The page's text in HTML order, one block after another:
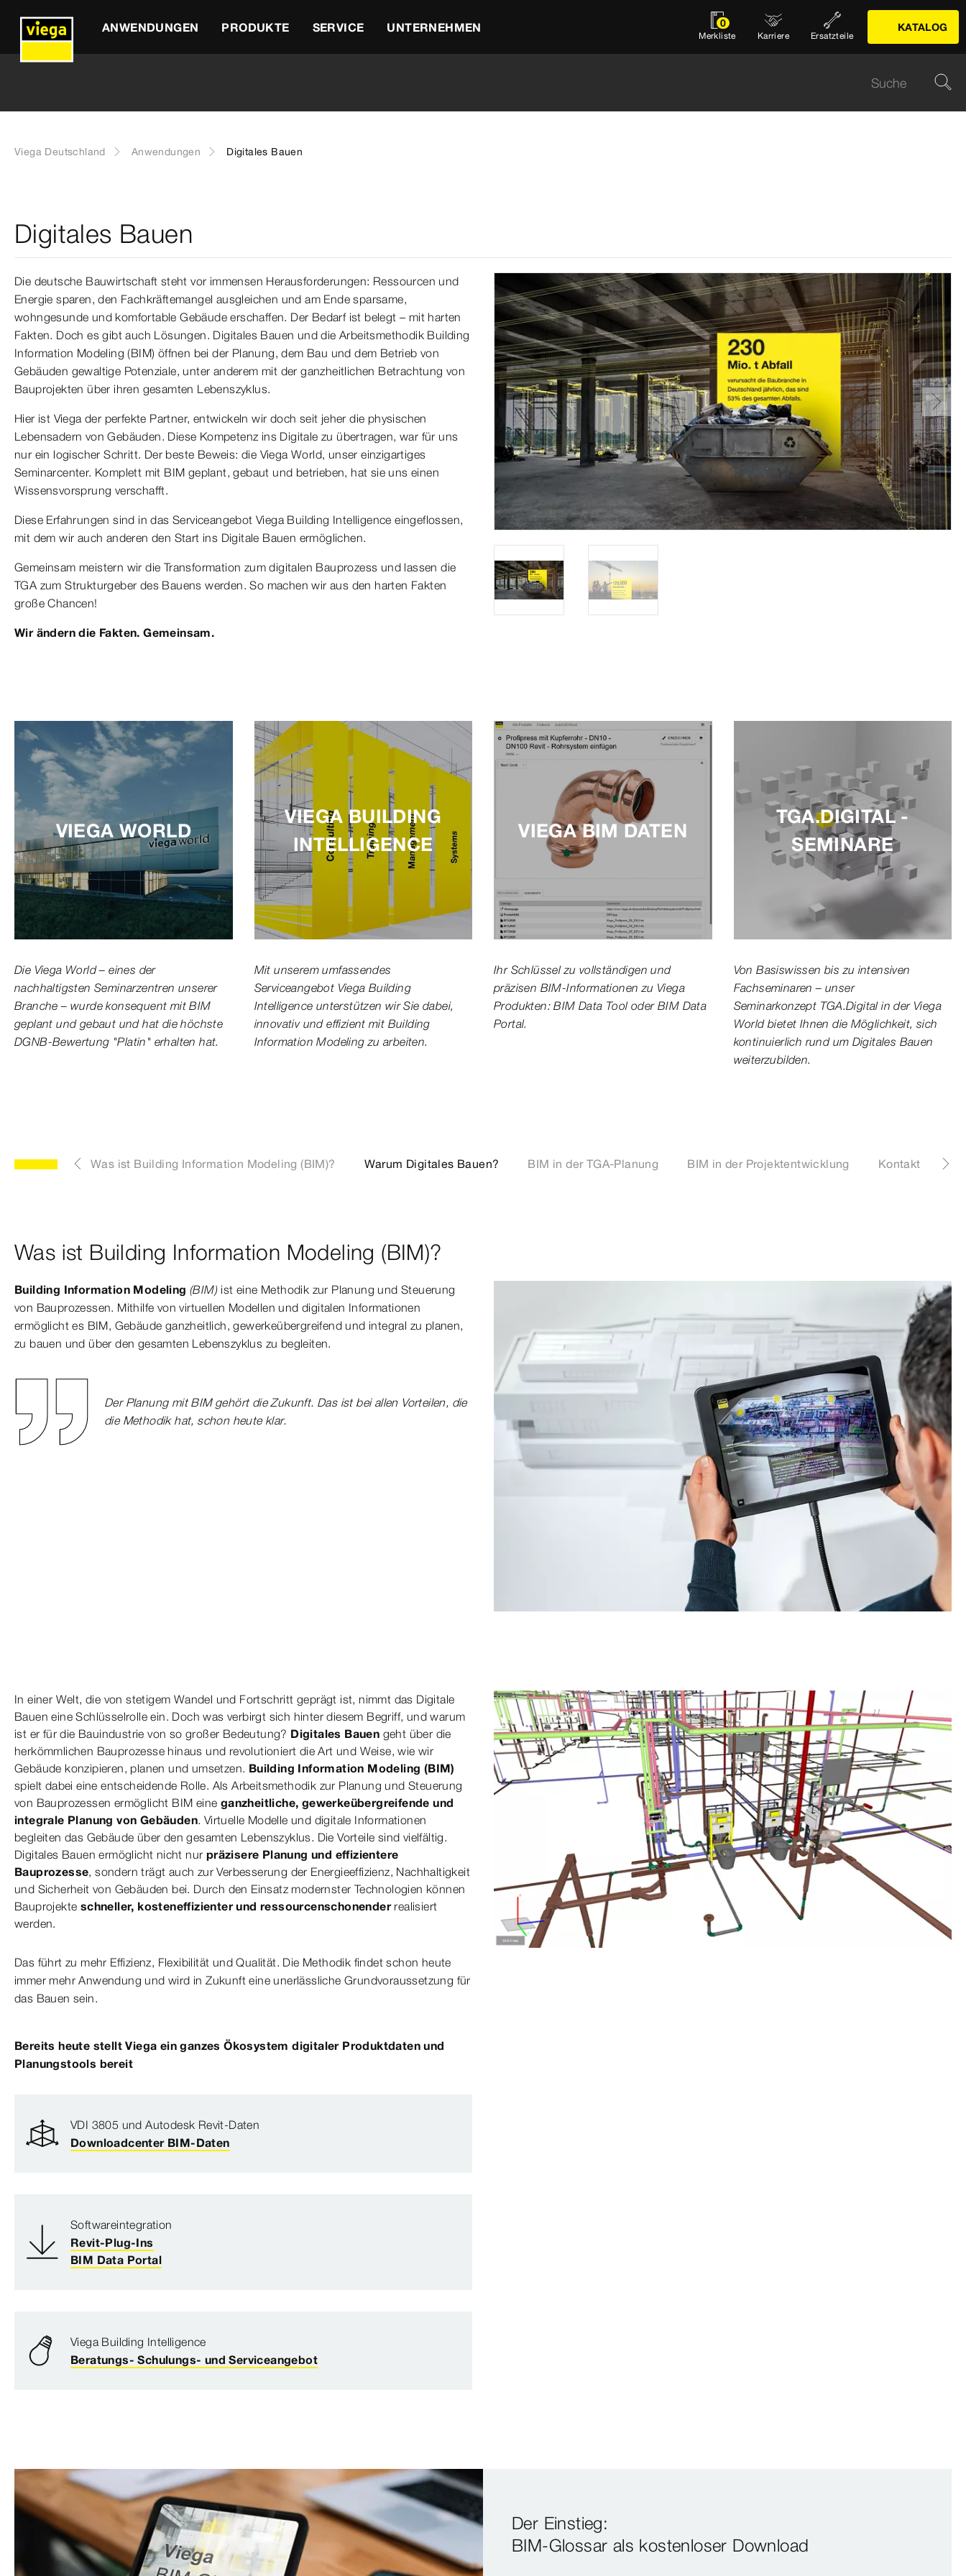
ANWENDUNGEN PRODUKTE SERVICE UNTERNEHMEN 0
Merkliste Karriere Ersatzteile
KATALOG
Viega Deutschland Anwendungen Digitales Bauen
Digitales Bauen
Die deutsche Bauwirtschaft steht vor immensen Herausforderungen: Ressourcen und
Energie sparen, den Fachkräftemangel ausgleichen und am Ende sparsame,
wohngesunde und komfortable Gebäude erschaffen. Der Bedarf ist belegt – mit harten
Fakten. Doch es gibt auch Lösungen. Digitales Bauen und die Arbeitsmethodik Building
Information Modeling (BIM) öffnen bei der Planung, dem Bau und dem Betrieb von
Gebäuden gewaltige Potenziale, unter anderem mit der ganzheitlichen Betrachtung von
Bauprojekten über ihren gesamten Lebenszyklus.
Hier ist Viega der perfekte Partner, entwickeln wir doch seit jeher die physischen
Lebensadern von Gebäuden. Diese Kompetenz ins Digitale zu übertragen, war für uns
nur ein logischer Schritt. Der beste Beweis: die Viega World, unser einzigartiges
Seminarcenter. Komplett mit BIM geplant, gebaut und betrieben, hat sie uns einen
Wissensvorsprung verschafft.
Diese Erfahrungen sind in das Serviceangebot Viega Building Intelligence eingeflossen,
mit dem wir auch anderen den Start ins Digitale Bauen ermöglichen.
Gemeinsam meistern wir die Transformation zum digitalen Bauprozess und lassen die
TGA zum Strukturgeber des Bauens werden. So machen wir aus den harten Fakten
große Chancen!
Wir ändern die Fakten. Gemeinsam.
VIEGA WORLD
Die Viega World – eines der
nachhaltigsten Seminarzentren unserer
Branche – wurde konsequent mit BIM
geplant und gebaut und hat die höchste
DGNB-Bewertung "Platin" erhalten hat.
VIEGA BUILDING
INTELLIGENCE
Mit unserem umfassendes
Serviceangebot Viega Building
Intelligence unterstützen wir Sie dabei,
innovativ und effizient mit Building
Information Modeling zu arbeiten.
VIEGA BIM DATEN
Ihr Schlüssel zu vollständigen und
präzisen BIM-Informationen zu Viega
Produkten: BIM Data Tool oder BIM Data
Portal.
TGA.DIGITAL -
SEMINARE
Von Basiswissen bis zu intensiven
Fachseminaren – unser
Seminarkonzept TGA.Digital in der Viega
World bietet Ihnen die Möglichkeit, sich
kontinuierlich rund um Digitales Bauen
weiterzubilden.
Was ist Building Information Modeling (BIM)? Warum Digitales Bauen? BIM in der TGA-Planung BIM in der Projektentwicklung Kontakt
Was ist Building Information Modeling (BIM)?
Building Information Modeling (BIM) ist eine Methodik zur Planung und Steuerung
von Bauprozessen. Mithilfe von virtuellen Modellen und digitalen Informationen
ermöglicht es BIM, Gebäude ganzheitlich, gewerkeübergreifend und integral zu planen,
zu bauen und über den gesamten Lebenszyklus zu begleiten.
Der Planung mit BIM gehört die Zukunft. Das ist bei allen Vorteilen, die
die Methodik hat, schon heute klar.
In einer Welt, die von stetigem Wandel und Fortschritt geprägt ist, nimmt das Digitale
Bauen eine Schlüsselrolle ein. Doch was verbirgt sich hinter diesem Begriff, und warum
ist er für die Bauindustrie von so großer Bedeutung? Digitales Bauen geht über die
herkömmlichen Bauprozesse hinaus und revolutioniert die Art und Weise, wie wir
Gebäude konzipieren, planen und umsetzen. Building Information Modeling (BIM)
spielt dabei eine entscheidende Rolle. Als Arbeitsmethodik zur Planung und Steuerung
von Bauprozessen ermöglicht BIM eine ganzheitliche, gewerkeübergreifende und
integrale Planung von Gebäuden. Virtuelle Modelle und digitale Informationen
begleiten das Gebäude über den gesamten Lebenszyklus. Die Vorteile sind vielfältig.
Digitales Bauen ermöglicht nicht nur präzisere Planung und effizientere
Bauprozesse, sondern trägt auch zur Verbesserung der Energieeffizienz, Nachhaltigkeit
und Sicherheit von Gebäuden bei. Durch den Einsatz modernster Technologien können
Bauprojekte schneller, kosteneffizienter und ressourcenschonenderrealisiert
werden.
Das führt zu mehr Effizienz, Flexibilität und Qualität. Die Methodik findet schon heute
immer mehr Anwendung und wird in Zukunft eine unerlässliche Grundvoraussetzung für
das Bauen sein.
Bereits heute stellt Viega ein ganzes Ökosystem digitaler Produktdaten und
Planungstools bereit
VDI 3805 und Autodesk Revit-Daten
Downloadcenter BIM-Daten
Softwareintegration
Revit-Plug-Ins
BIM Data Portal
Viega Building Intelligence
Beratungs- Schulungs- und Serviceangebot
Der Einstieg:
BIM-Glossar als kostenloser Download